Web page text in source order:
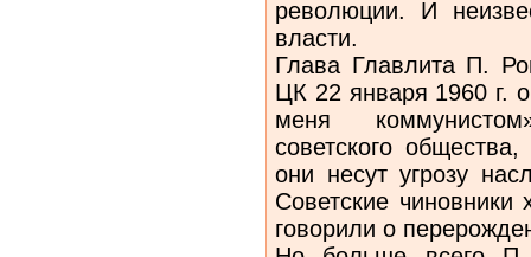
революции. И
власти.
Глава Главлита П.
ЦК 22 января 1960 г.
меня
советского
они несут угрозу
Советские
говорили о